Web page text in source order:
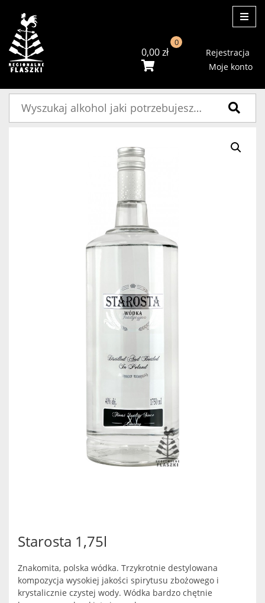
0,00zł
0
Rejestracja
Moje konto
Starosta 1,75l
Znakomita, polska wódka. Trzykrotnie destylowana
kompozycja wysokiej jakości spirytusu zbożowego i
krystalicznie czystej wody. Wódka bardzo chętnie